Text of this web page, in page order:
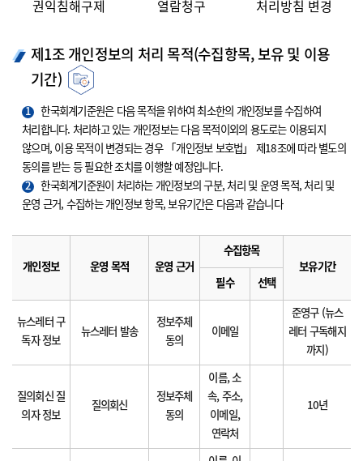
권익침해구제 열람청구 처리방침 변경
제1조 개인정보의 처리 목적(수집항목, 보유 및 이용
기간)
1
한국회계기준원은 다음 목적을 위하여 최소한의 개인정보를 수집하여
처리합니다. 처리하고 있는 개인정보는 다음 목적이외의 용도로는 이용되지
않으며, 이용 목적이 변경되는 경우 「개인정보 보호법」 제18조에 따라 별도의
동의를 받는 등 필요한 조치를 이행할 예정입니다.
2
한국회계기준원이 처리하는 개인정보의 구분, 처리 및 운영 목적, 처리 및
운영 근거, 수집하는 개인정보 항목, 보유기간은 다음과 같습니다
개인정보 운영 목적 운영 근거
수집항목
보유기간
필수
선택
뉴스레터 구
독자 정보
뉴스레터 발송
정보주체
동의
이메일
준영구 (뉴스
레터 구독해지
까지)
질의회신 질
의자 정보
질의회신
정보주체
동의
이름, 소
속, 주소,
이메일,
연락처
10년